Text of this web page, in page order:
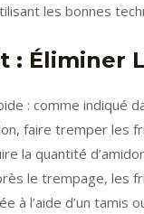
les bonnes
Éliminer
: comme indiqué
faire tremper
la quantité
le trempage, les
à l’aide d’un tamis